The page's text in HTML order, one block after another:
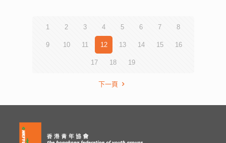
1 2 3 4 5 6 7 8
9 10 11 12 13 14 15 16
17 18 19
下一頁